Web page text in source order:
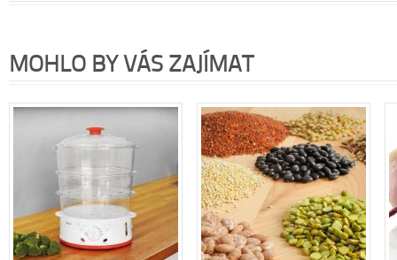
MOHLO BY VÁS ZAJÍMAT